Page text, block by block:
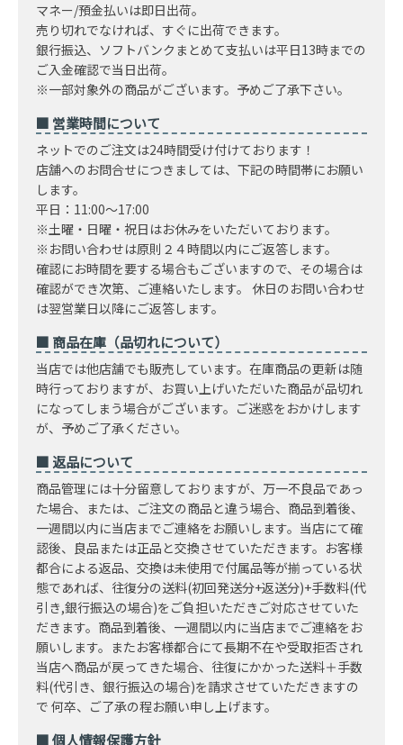
マネー/預金払いは即日出荷。
売り切れでなければ、すぐに出荷できます。
銀行振込、ソフトバンクまとめて支払いは平日13時までの
ご入金確認で当日出荷。
※一部対象外の商品がございます。予めご了承下さい。
■ 営業時間について
ネットでのご注文は24時間受け付けております！
店舗へのお問合せにつきましては、下記の時間帯にお願い
します。
平日：11:00～17:00
※土曜・日曜・祝日はお休みをいただいております。
※お問い合わせは原則２４時間以内にご返答します。
確認にお時間を要する場合もございますので、その場合は
確認ができ次第、ご連絡いたします。 休日のお問い合わせ
は翌営業日以降にご返答します。
■ 商品在庫（品切れについて）
当店では他店舗でも販売しています。在庫商品の更新は随
時行っておりますが、お買い上げいただいた商品が品切れ
になってしまう場合がございます。ご迷惑をおかけします
が、予めご了承ください。
■ 返品について
商品管理には十分留意しておりますが、万一不良品であっ
た場合、または、ご注文の商品と違う場合、商品到着後、
一週間以内に当店までご連絡をお願いします。当店にて確
認後、良品または正品と交換させていただきます。お客様
都合による返品、交換は未使用で付属品等が揃っている状
態であれば、往復分の送料(初回発送分+返送分)+手数料(代
引き,銀行振込の場合)をご負担いただきご対応させていた
だきます。商品到着後、一週間以内に当店までご連絡をお
願いします。またお客様都合にて長期不在や受取拒否され
当店へ商品が戻ってきた場合、往復にかかった送料＋手数
料(代引き、銀行振込の場合)を請求させていただきますの
で 何卒、ご了承の程お願い申し上げます。
■ 個人情報保護方針